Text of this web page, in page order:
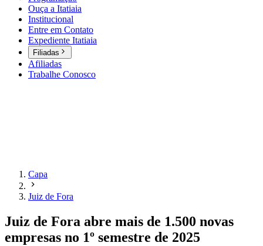
Ouça a Itatiaia
Institucional
Entre em Contato
Expediente Itatiaia
Filiadas
Afiliadas
Trabalhe Conosco
Capa
Juiz de Fora
Juiz de Fora abre mais de 1.500 novas
empresas no 1º semestre de 2025